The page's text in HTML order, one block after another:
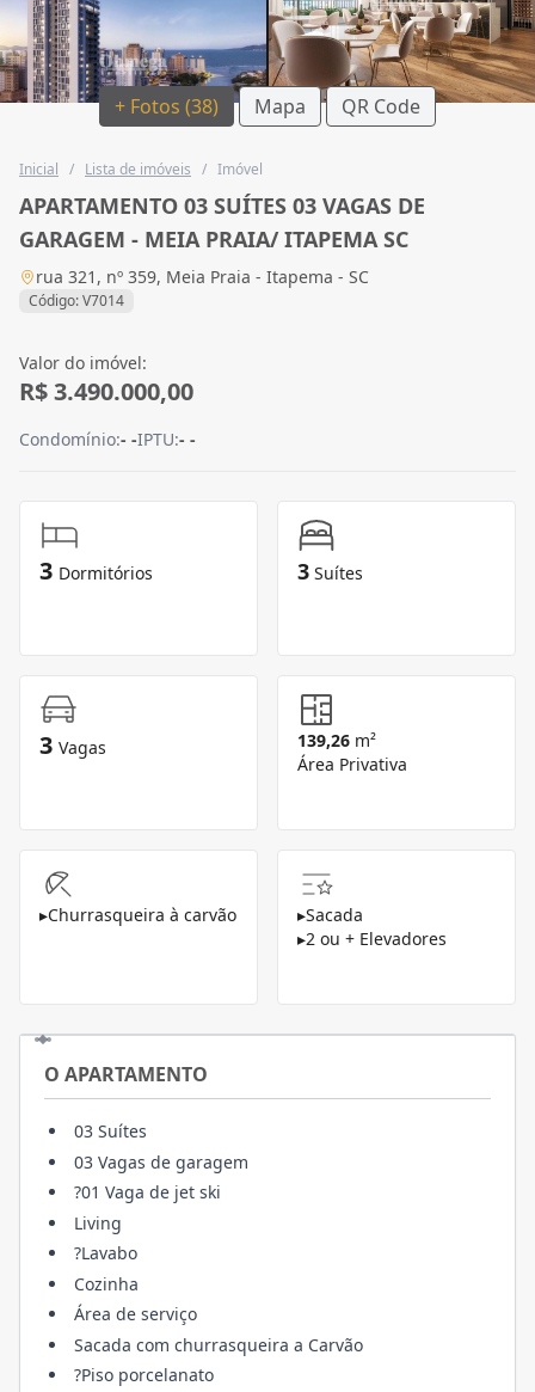
+ Fotos (38) Mapa QR Code
Inicial / Lista de imóveis / Imóvel
APARTAMENTO 03 SUÍTES 03 VAGAS DE
GARAGEM - MEIA PRAIA/ ITAPEMA SC
rua 321, nº 359, Meia Praia - Itapema - SC
Código: V7014
Valor do imóvel:
R$ 3.490.000,00
Condomínio:- -IPTU:- -
3 Dormitórios 3 Suítes
3 Vagas 139,26 m²
Área Privativa
▸Churrasqueira à carvão ▸Sacada
▸2 ou + Elevadores
O APARTAMENTO
03 Suítes
03 Vagas de garagem
?01 Vaga de jet ski
Living
?Lavabo
Cozinha
Área de serviço
Sacada com churrasqueira a Carvão
?Piso porcelanato